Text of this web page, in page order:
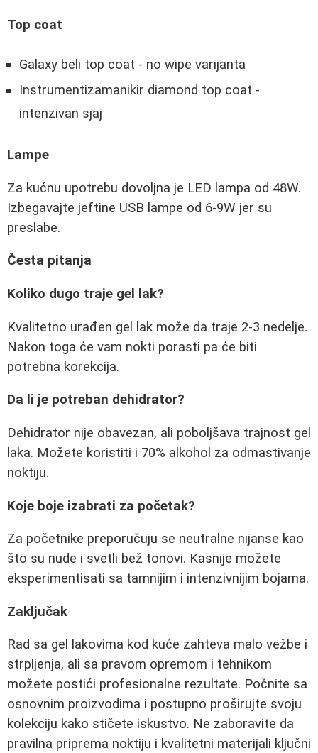
Top coat
Galaxy beli top coat - no wipe varijanta
Instrumentizamanikir diamond top coat -
intenzivan sjaj
Lampe
Za kućnu upotrebu dovoljna je LED lampa od 48W.
Izbegavajte jeftine USB lampe od 6-9W jer su
preslabe.
Česta pitanja
Koliko dugo traje gel lak?
Kvalitetno urađen gel lak može da traje 2-3 nedelje.
Nakon toga će vam nokti porasti pa će biti
potrebna korekcija.
Da li je potreban dehidrator?
Dehidrator nije obavezan, ali poboljšava trajnost gel
laka. Možete koristiti i 70% alkohol za odmastivanje
noktiju.
Koje boje izabrati za početak?
Za početnike preporučuju se neutralne nijanse kao
što su nude i svetli bež tonovi. Kasnije možete
eksperimentisati sa tamnijim i intenzivnijim bojama.
Zaključak
Rad sa gel lakovima kod kuće zahteva malo vežbe i
strpljenja, ali sa pravom opremom i tehnikom
možete postići profesionalne rezultate. Počnite sa
osnovnim proizvodima i postupno proširujte svoju
kolekciju kako stičete iskustvo. Ne zaboravite da
pravilna priprema noktiju i kvalitetni materijali ključni